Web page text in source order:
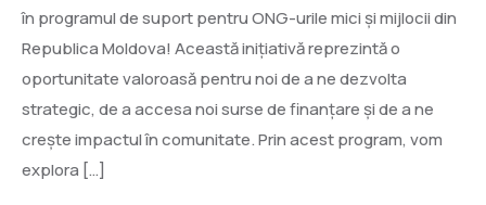
în programul de suport pentru ONG-urile mici și mijlocii din
Republica Moldova! Această inițiativă reprezintă o
oportunitate valoroasă pentru noi de a ne dezvolta
strategic, de a accesa noi surse de finanțare și de a ne
crește impactul în comunitate. Prin acest program, vom
explora […]